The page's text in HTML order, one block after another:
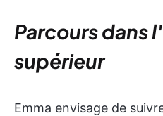
Parcours dans
supérieur
Emma envisage de